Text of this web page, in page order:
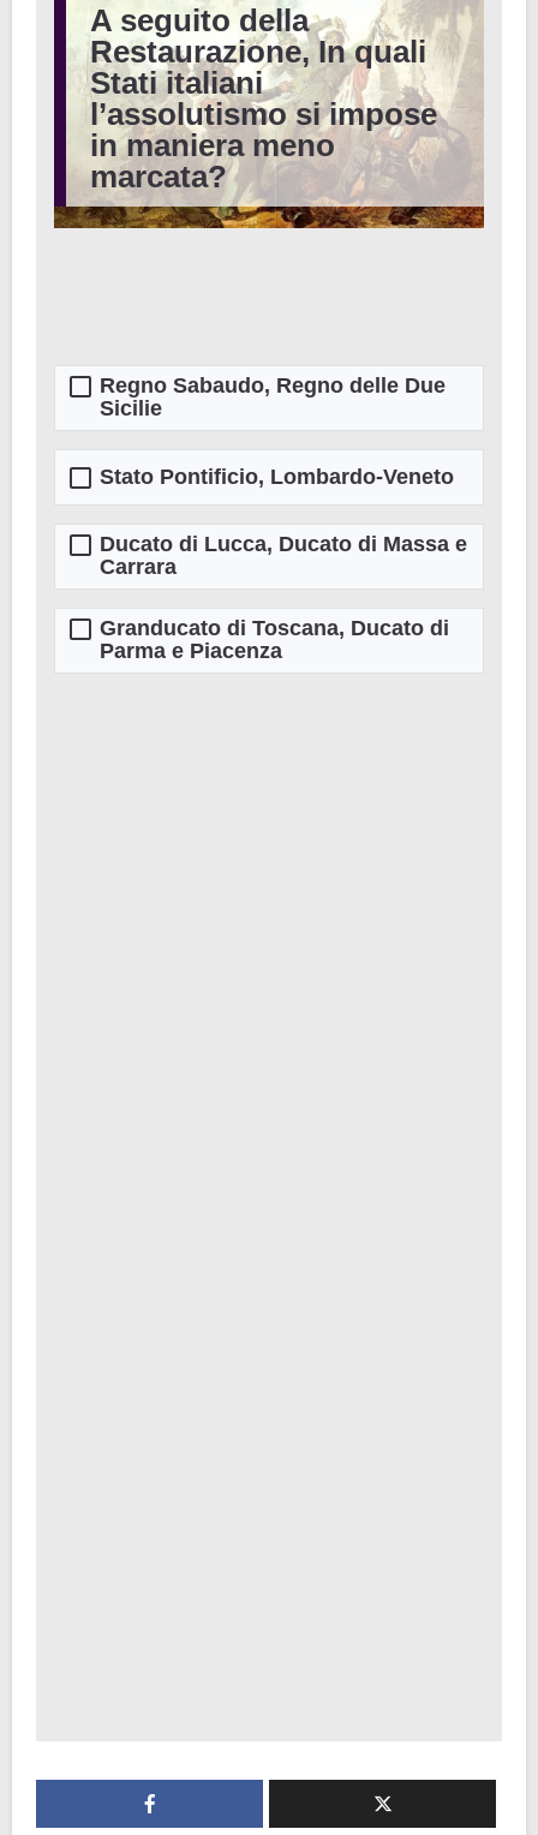
A seguito della
Restaurazione, In quali
Stati italiani
l’assolutismo si impose
in maniera meno
marcata?
Regno Sabaudo, Regno delle Due
Sicilie
Stato Pontificio, Lombardo-Veneto
Ducato di Lucca, Ducato di Massa e
Carrara
Granducato di Toscana, Ducato di
Parma e Piacenza